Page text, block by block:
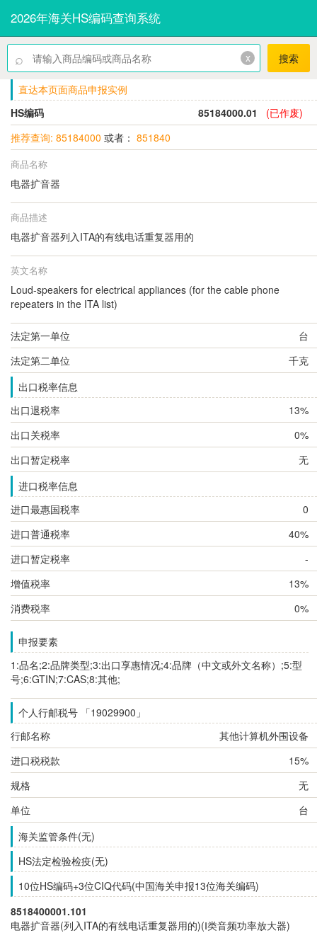
2026年海关HS编码查询系统
⌕ x 搜索
直达本页面商品申报实例
HS编码
85184000.01
(已作废)
推荐查询: 85184000 或者： 851840
商品名称
电器扩音器
商品描述
电器扩音器列入ITA的有线电话重复器用的
英文名称
Loud-speakers for electrical appliances (for the cable phone
repeaters in the ITA list)
法定第一单位
台
法定第二单位
千克
出口税率信息
出口退税率
13%
出口关税率
0%
出口暂定税率
无
进口税率信息
进口最惠国税率
0
进口普通税率
40%
进口暂定税率
-
增值税率
13%
消费税率
0%
申报要素
1:品名;2:品牌类型;3:出口享惠情况;4:品牌（中文或外文名称）;5:型
号;6:GTIN;7:CAS;8:其他;
个人行邮税号 「19029900」
行邮名称
其他计算机外围设备
进口税税款
15%
规格
无
单位
台
海关监管条件(无)
HS法定检验检疫(无)
10位HS编码+3位CIQ代码(中国海关申报13位海关编码)
8518400001.101
电器扩音器(列入ITA的有线电话重复器用的)(Ⅰ类音频功率放大器)